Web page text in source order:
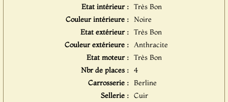
Etat intérieur : Très Bon
Couleur intérieure : Noire
Etat extérieur : Très Bon
Couleur extérieure : Anthracite
Etat moteur : Très Bon
Nbr de places : 4
Carrosserie : Berline
Sellerie : Cuir